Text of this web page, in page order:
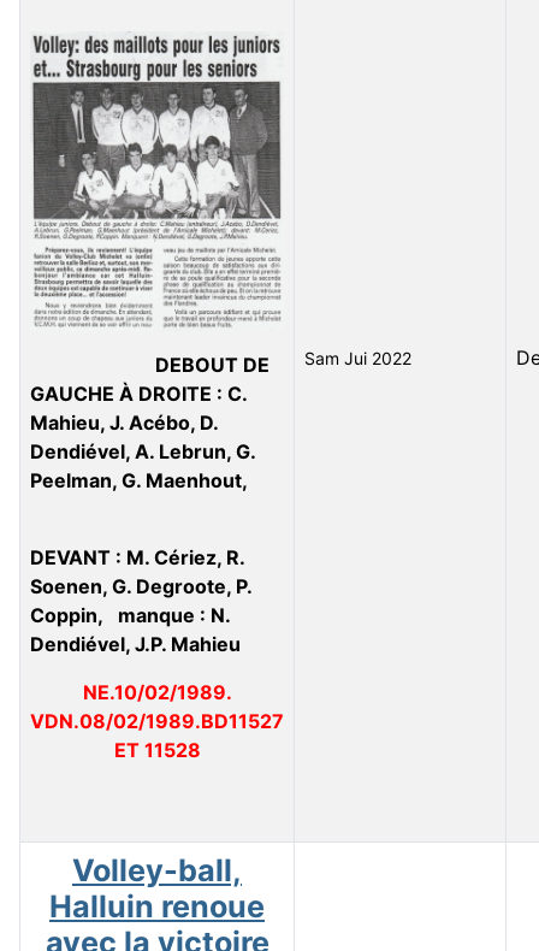
DEBOUT DE
GAUCHE À DROITE : C.
Mahieu, J. Acébo, D.
Dendiével, A. Lebrun, G.
Peelman, G. Maenhout,
DEVANT : M. Cériez, R.
Soenen, G. Degroote, P.
Coppin, manque : N.
Dendiével, J.P. Mahieu
NE.10/02/1989.
VDN.08/02/1989.BD11527
ET 11528
Sam Jui 2022
Volley-ball,
Halluin renoue
avec la victoire